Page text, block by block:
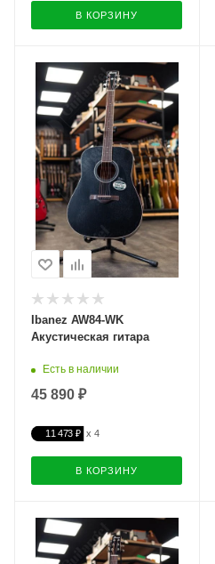
В КОРЗИНУ
Ibanez AW84-WK
Акустическая гитара
Есть в наличии
45 890 ₽
11 473 ₽
В КОРЗИНУ